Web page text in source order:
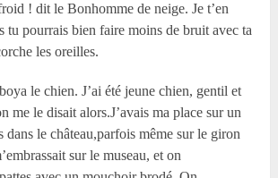
! dit le Bonhomme de neige. Je t’en
tu pourrais bien faire moins de bruit avec ta
les oreilles.
le chien. J’ai été jeune chien, gentil et
me le disait alors.J’avais ma place sur un
dans le château,parfois même sur le giron
sur le museau, et on